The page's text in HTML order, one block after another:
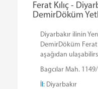
Ferat Kılıç -
DemirDöküm
Diyarbakır ilinin
DemirDöküm Ferat
aşağıdan
Bagcılar Mah.
İl: Diyarbakır